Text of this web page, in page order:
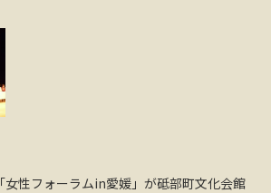
女性フォーラムin愛媛」が砥部町文化会館